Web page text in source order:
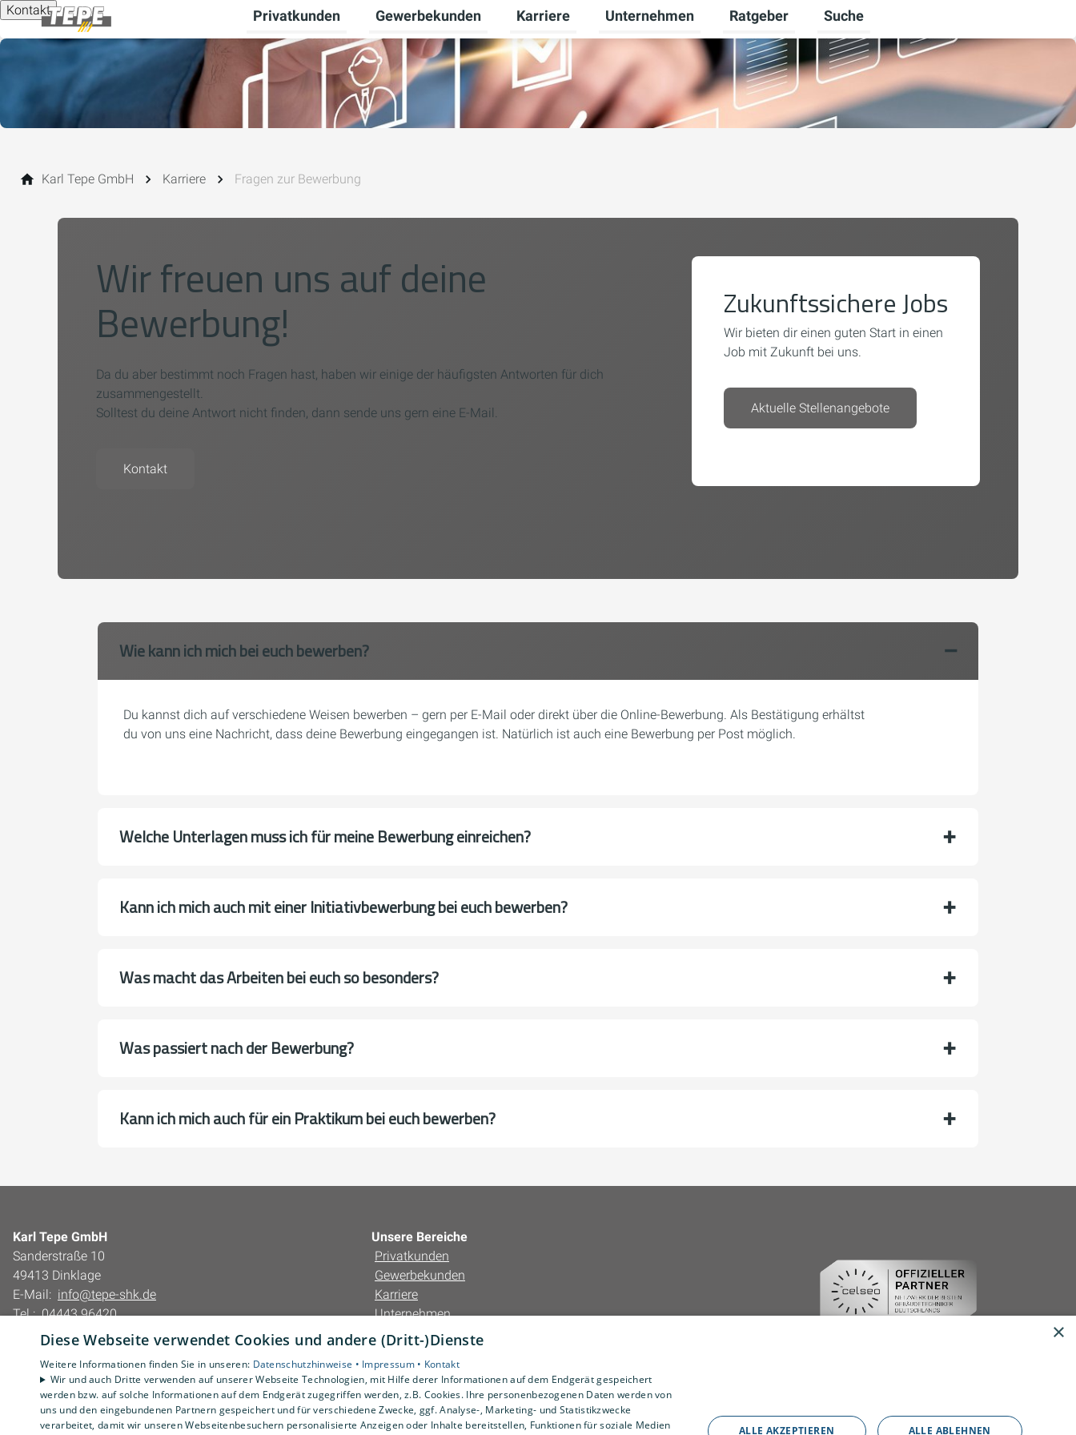
Kontakt Privatkunden
Untermenü für Privatkunden umschalten
Gewerbekunden
Untermenü für Gewerbekunden umschalten
Karriere
Untermenü für Karriere umschalten
Unternehmen
Untermenü für Unternehmen umschalten
Ratgeber
Untermenü für Ratgeber umschalten
Suche
Karl Tepe GmbH Karriere Fragen zur Bewerbung
Wir freuen uns auf deine
Bewerbung!
Da du aber bestimmt noch Fragen hast, haben wir einige der häufigsten Antworten für dich
zusammengestellt.
Solltest du deine Antwort nicht finden, dann sende uns gern eine E-Mail.
Kontakt
Zukunftssichere Jobs
Wir bieten dir einen guten Start in einen
Job mit Zukunft bei uns.
Aktuelle Stellenangebote
Wie kann ich mich bei euch bewerben?
Du kannst dich auf verschiedene Weisen bewerben – gern per E-Mail oder direkt über die Online-Bewerbung. Als Bestätigung erhältst
du von uns eine Nachricht, dass deine Bewerbung eingegangen ist. Natürlich ist auch eine Bewerbung per Post möglich.
Welche Unterlagen muss ich für meine Bewerbung einreichen?
Kann ich mich auch mit einer Initiativbewerbung bei euch bewerben?
Was macht das Arbeiten bei euch so besonders?
Was passiert nach der Bewerbung?
Kann ich mich auch für ein Praktikum bei euch bewerben?
Karl Tepe GmbH
Sanderstraße 10
49413 Dinklage
E-Mail: info@tepe-shk.de
Tel.: 04443 96420
Impressum
Barrierefreiheitserklärung
Datenschutzerklärung
AGB
Unsere Bereiche
Privatkunden
Gewerbekunden
Karriere
Unternehmen
Kontakt
×
Diese Webseite verwendet Cookies und andere (Dritt-)Dienste
Weitere Informationen finden Sie in unseren: Datenschutzhinweise • Impressum • Kontakt
Wir und auch Dritte verwenden auf unserer Webseite Technologien, mit Hilfe derer Informationen auf dem Endgerät gespeichert
werden bzw. auf solche Informationen auf dem Endgerät zugegriffen werden, z.B. Cookies. Ihre personenbezogenen Daten werden von
uns und den eingebundenen Partnern gespeichert und für verschiedene Zwecke, ggf. Analyse-, Marketing- und Statistikzwecke
verarbeitet, damit wir unseren Webseitenbesuchern personalisierte Anzeigen oder Inhalte bereitstellen, Funktionen für soziale Medien
ALLE AKZEPTIEREN ALLE ABLEHNEN